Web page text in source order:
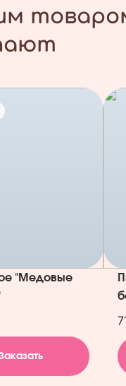
"Медовые